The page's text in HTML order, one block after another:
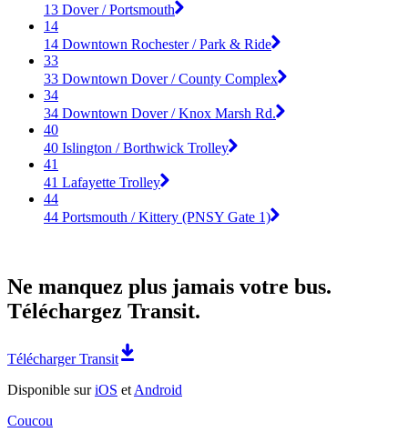
13 Dover / Portsmouth
14
14 Downtown Rochester / Park & Ride
33
33 Downtown Dover / County Complex
34
34 Downtown Dover / Knox Marsh Rd.
40
40 Islington / Borthwick Trolley
41
41 Lafayette Trolley
44
44 Portsmouth / Kittery (PNSY Gate 1)
Ne manquez plus jamais votre bus.
Téléchargez Transit.
Télécharger Transit
Disponible suriOS et Android
Coucou